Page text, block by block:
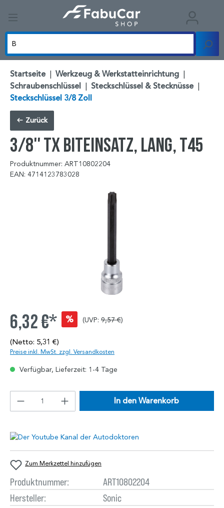
Startseite | Werkzeug & Werkstatteinrichtung |
Schraubenschlüssel | Steckschlüssel & Stecknüsse |
Steckschlüssel 3/8 Zoll
Zurück
3/8'' TX Biteinsatz, lang, T45
Produktnummer: ART10802204
EAN: 4714123783028
6,32 €* % (UVP: 9,57 €)
(Netto: 5,31 €)
Preise inkl. MwSt. zzgl. Versandkosten
Verfügbar, Lieferzeit: 1-4 Tage
In den Warenkorb
Zum Merkzettel hinzufügen
Produktnummer:
ART10802204
Hersteller:
Sonic